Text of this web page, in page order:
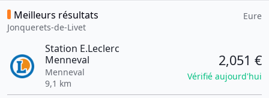
Meilleurs résultats
Jonquerets-de-Livet
Eure
Station E.Leclerc
Menneval
Menneval
9,1 km
2,051 €
Vérifié aujourd'hui